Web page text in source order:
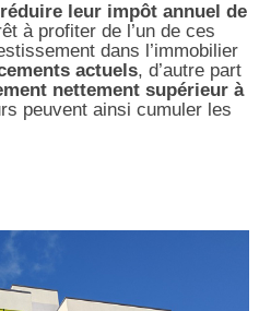
réduire leur impôt annuel de
à profiter de l’un de ces
dans l’immobilier
actuels, d’autre part
nettement supérieur à
peuvent ainsi cumuler les